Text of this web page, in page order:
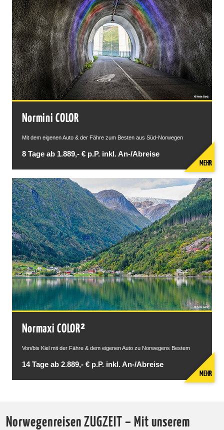
Normini COLOR
Mit dem eigenen Auto & der Fähre zum Besten aus Süd-Norwegen
8 Tage ab 1.889,- € p.P. inkl. An-/Abreise
MEHR
Normaxi COLOR²
Von/bis Kiel mit der Fähre & dem eigenen Auto zu Norwegens Bestem
14 Tage ab 2.889,- € p.P. inkl. An-/Abreise
MEHR
Norwegenreisen ZUGZEIT – Mit unserem